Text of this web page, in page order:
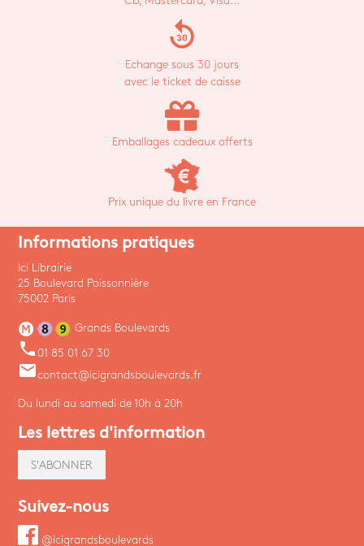
replay_30
Echange sous 30 jours
avec le ticket de caisse
Emballages cadeaux offerts
Prix unique du livre en France
Informations pratiques
Ici Librairie
25 Boulevard Poissonnière
75002 Paris
Grands Boulevards
phone 01 85 01 67 30
emailcontact@icigrandsboulevards.fr
Du lundi au samedi de 10h à 20h
Les lettres d'information
S'ABONNER
Suivez-nous
@icigrandsboulevards